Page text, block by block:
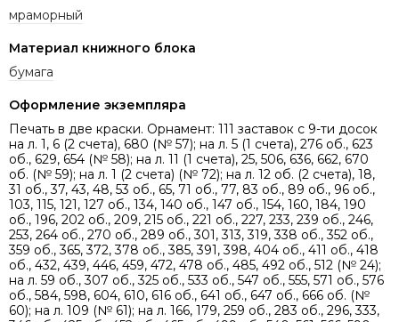
мраморный
Материал книжного блока
бумага
Оформление экземпляра
Печать в две краски. Орнамент: 111 заставок с 9-ти досок
на л. 1, 6 (2 счета), 680 (№ 57); на л. 5 (1 счета), 276 об., 623
об., 629, 654 (№ 58); на л. 11 (1 счета), 25, 506, 636, 662, 670
об. (№ 59); на л. 1 (2 счета) (№ 72); на л. 12 об. (2 счета), 18,
31 об., 37, 43, 48, 53 об., 65, 71 об., 77, 83 об., 89 об., 96 об.,
103, 115, 121, 127 об., 134, 140 об., 147 об., 154, 160, 184, 190
об., 196, 202 об., 209, 215 об., 221 об., 227, 233, 239 об., 246,
253, 264 об., 270 об., 289 об., 301, 313, 319, 338 об., 352 об.,
359 об., 365, 372, 378 об., 385, 391, 398, 404 об., 411 об., 418
об., 432, 439, 446, 459, 472, 478 об., 485, 492 об., 512 (№ 24);
на л. 59 об., 307 об., 325 об., 533 об., 547 об., 555, 571 об., 576
об., 584, 598, 604, 610, 616 об., 641 об., 647 об., 666 об. (№
60); на л. 109 (№ 61); на л. 166, 179, 259 об., 283 об., 296, 333,